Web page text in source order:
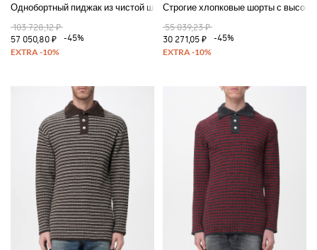
Однобортный пиджак из чистой шерсти с острыми лацканами
103 728,12 ₽
57 050,80 ₽
-45%
Строгие хлопковые шорты с
55 039,23 ₽
30 271,05 ₽
-45%